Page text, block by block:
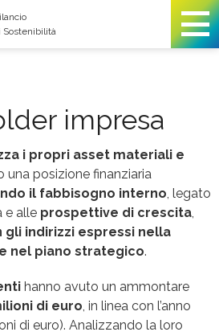
Sostenibilità
Istituzioni e impresa
impresa
i propri asset materiali e
una posizione finanziaria
il fabbisogno interno, legato
e alle prospettive di crescita,
indirizzi espressi nella
nel piano strategico.
hanno avuto un ammontare
di euro, in linea con l’anno
di euro). Analizzando la loro